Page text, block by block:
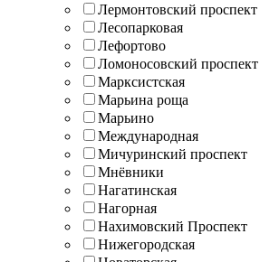
Лермонтовский проспект
Лесопарковая
Лефортово
Ломоносовский проспект
Марксистская
Марьина роща
Марьино
Международная
Мичуринский проспект
Мнёвники
Нагатинская
Нагорная
Нахимовский Проспект
Нижегородская